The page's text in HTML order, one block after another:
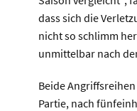
dass sich die
nicht so schlimm
unmittelbar nach
Beide
Partie, nach